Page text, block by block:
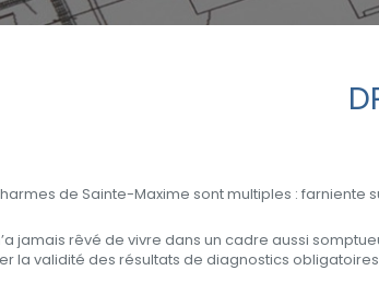
de Sainte-Maxime sont multiples :
jamais rêvé de vivre dans un cadre aussi
la validité des résultats de diagnostics